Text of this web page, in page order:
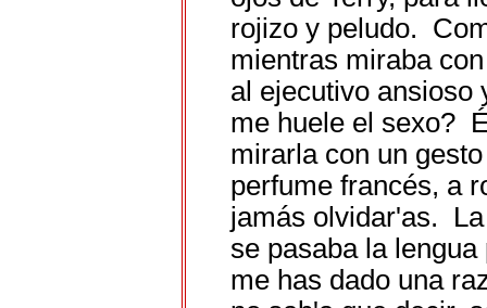
rojizo y peludo.
mientras miraba
al ejecutivo
me huele el sexo?
mirarla con un
perfume francés, a
jamás olvidar'as.
se pasaba la
me has dado una